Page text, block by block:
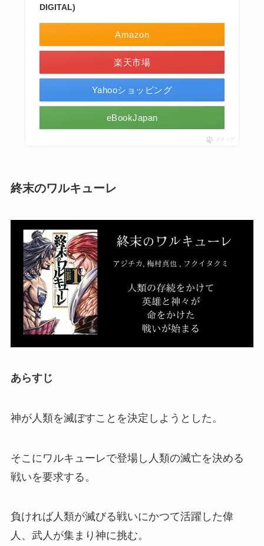
DIGITAL)
Amazon
楽天市場
Yahooショッピング
eBookJapan
ポチップ
終末のワルキューレ
あらすじ
神が人類を滅ぼすことを決定しようとした。
そこにワルキューレで登場し人類の滅亡を決める
戦いを要求する。
負ければ人類が滅びる戦いにかつて活躍した偉
人、武人が集まり神に挑む。